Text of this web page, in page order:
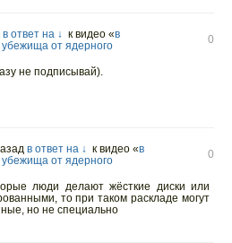
в ответ на ↓ к видео «в
убежища от ядерного
0
не подписывай).
в ответ на ↓ к видео «в
убежища от ядерного
0
люди делают жёсткие диски или
то при таком раскладе могут
но не специально